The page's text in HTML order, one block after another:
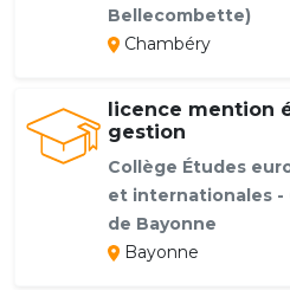
Bellecombette)
Chambéry
licence mention
gestion
Collège Études
et internationales -
de Bayonne
Bayonne